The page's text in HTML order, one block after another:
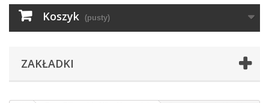
Koszyk (pusty)
ZAKŁADKI